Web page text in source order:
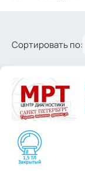
Сортировать по: